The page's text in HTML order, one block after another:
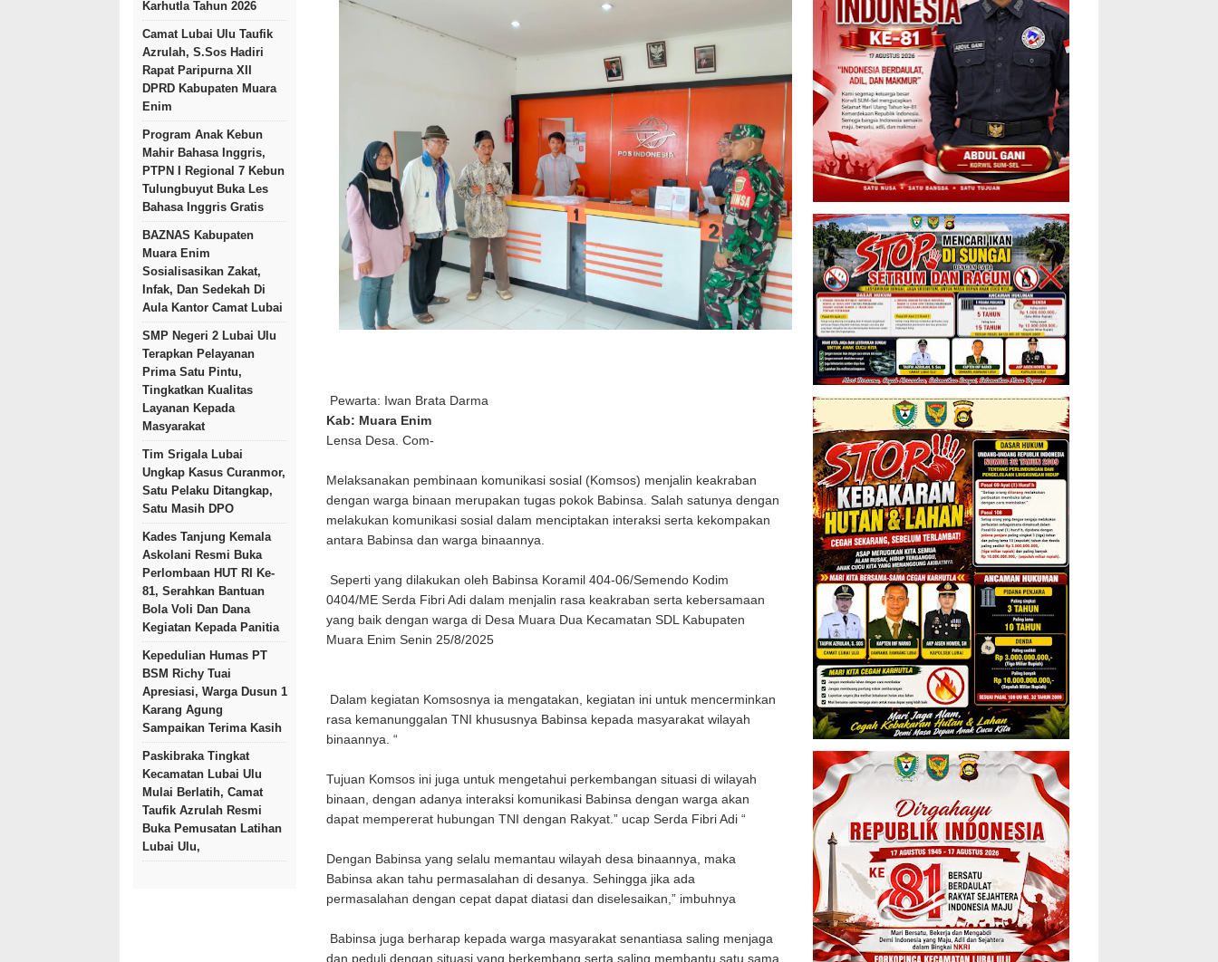
Karhutla Tahun 2026
Camat Lubai Ulu Taufik
Azrulah, S.Sos Hadiri
Rapat Paripurna XII
DPRD Kabupaten Muara
Enim
Program Anak Kebun
Mahir Bahasa Inggris,
PTPN I Regional 7 Kebun
Tulungbuyut Buka Les
Bahasa Inggris Gratis
BAZNAS Kabupaten
Muara Enim
Sosialisasikan Zakat,
Infak, Dan Sedekah Di
Aula Kantor Camat Lubai
SMP Negeri 2 Lubai Ulu
Terapkan Pelayanan
Prima Satu Pintu,
Tingkatkan Kualitas
Layanan Kepada
Masyarakat
Tim Srigala Lubai
Ungkap Kasus Curanmor,
Satu Pelaku Ditangkap,
Satu Masih DPO
Kades Tanjung Kemala
Askolani Resmi Buka
Perlombaan HUT RI Ke-
81, Serahkan Bantuan
Bola Voli Dan Dana
Kegiatan Kepada Panitia
Kepedulian Humas PT
BSM Richy Tuai
Apresiasi, Warga Dusun 1
Karang Agung
Sampaikan Terima Kasih
Paskibraka Tingkat
Kecamatan Lubai Ulu
Mulai Berlatih, Camat
Taufik Azrulah Resmi
Buka Pemusatan Latihan
Lubai Ulu,
Pewarta: Iwan Brata Darma
Kab: Muara Enim
Lensa Desa. Com-
Melaksanakan pembinaan komunikasi sosial (Komsos) menjalin keakraban
dengan warga binaan merupakan tugas pokok Babinsa. Salah satunya dengan
melakukan komunikasi sosial dalam menciptakan interaksi serta kekompakan
antara Babinsa dan warga binaannya.
Seperti yang dilakukan oleh Babinsa Koramil 404-06/Semendo Kodim
0404/ME Serda Fibri Adi dalam menjalin rasa keakraban serta kebersamaan
yang baik dengan warga di Desa Muara Dua Kecamatan SDL Kabupaten
Muara Enim Senin 25/8/2025
Dalam kegiatan Komsosnya ia mengatakan, kegiatan ini untuk mencerminkan
rasa kemanunggalan TNI khususnya Babinsa kepada masyarakat wilayah
binaannya. “
Tujuan Komsos ini juga untuk mengetahui perkembangan situasi di wilayah
binaan, dengan adanya interaksi komunikasi Babinsa dengan warga akan
dapat mempererat hubungan TNI dengan Rakyat.” ucap Serda Fibri Adi “
Dengan Babinsa yang selalu memantau wilayah desa binaannya, maka
Babinsa akan tahu permasalahan di desanya. Sehingga jika ada
permasalahan dengan cepat dapat diatasi dan diselesaikan,” imbuhnya
Babinsa juga berharap kepada warga masyarakat senantiasa saling menjaga
dan peduli dengan situasi yang berkembang serta saling membantu satu sama